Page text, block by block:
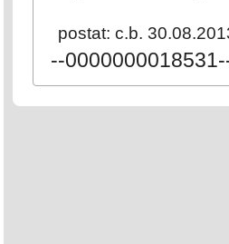
postat: c.b.
--